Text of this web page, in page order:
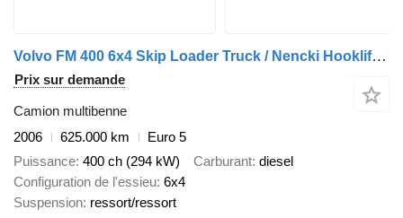
Volvo FM 400 6x4 Skip Loader Truck / Nencki Hooklift / Radio Remote Co
Prix sur demande
Camion multibenne
2006
625.000 km
Euro 5
Puissance 400 ch (294 kW) Carburant diesel
Configuration de l'essieu 6x4
Suspension ressort/ressort